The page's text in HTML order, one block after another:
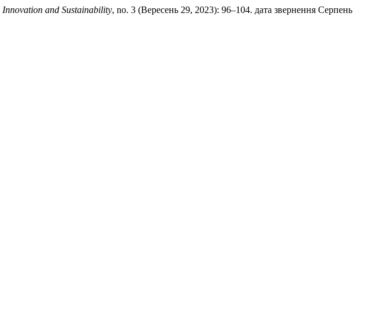
Innovation and Sustainability, no. 3 (Вересень 29, 2023): 96–104. дата звернення Серпень